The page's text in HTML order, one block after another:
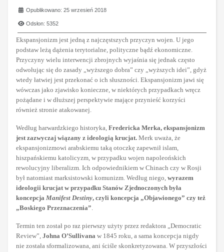
Opublikowano: 25 wrzesień 2018
Odsłon: 5352
Ekspansjonizm jest jedną z najczęstszych przyczyn wojen. U jego
podstaw leżą dążenia terytorialne, polityczne bądź ekonomiczne.
Przyczyny wielu interwencji zbrojnych wyjaśnia się jednak często
odwołując się do zasady „wyższego dobra” czy „wyższych idei”, gdyż
wtedy łatwiej jest przekonać o ich słuszności. Ekspansjonizm jawi się
wówczas jako zjawisko konieczne, w niektórych przypadkach wręcz
pożądane i w dłuższej perspektywie mające przynieść korzyści
również stronie atakowanej.
Według harwardzkiego historyka, Fredericka Merka, ekspansjonizm
jest zazwyczaj wiązany z ideologią krucjat. Merk uważa, że
ekspansjonizmowi arabskiemu taką otoczkę zapewnił islam,
hiszpańskiemu katolicyzm, w przypadku wojen napoleońskich
rewolucyjny liberalizm. Ich odpowiednikiem w Chinach czy w Rosji
był natomiast marksistowski komunizm. Według niego, wyrazem
ideologii krucjat w przypadku Stanów Zjednoczonych była
koncepcja Manifest Destiny, czyli koncepcja „Objawionego” czy też
„Boskiego Przeznaczenia”.
Termin ten został po raz pierwszy użyty przez redaktora „Democratic
Review”, Johna O’Sullivana w 1845 roku, a sama koncepcja nigdy
nie została sformalizowana, ani ściśle skonkretyzowana. W przyszłości